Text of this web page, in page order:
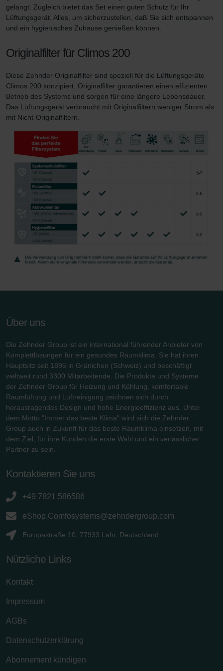
Zehnder Group Nederland bv: Privacyverklaringen
Zehnder Group Sales International: Privacy Policy
Zehnder Polska Sp. z o.o.: Oświadczenie o ochronie
danych Zehnder
Zehnder Group Deutschland GmbH
gelangt. Zugleich bietet das Set einen guten Schutz für Ihr
Lüftungsgerät. Alles, um sicherzustellen, daß Sie sich entspannen
und ein hygienisches Zuhause genießen können.
Originalfilter für Climos 200
Diese Zehnder Originalfilter sind speziell für die Lüftungsgeräte
Climos 200 konzipiert. Originalfilter garantieren einen effizienten
Betrieb des Systems und sorgen für eine längere Lebensdauer.
Das Lüftungsgerät verbraucht mit Originalfiltern weniger Strom als
mit Nicht-Originalfiltern.
Über uns
Die Zehnder Group ist ein international führender Anbieter von
Komplettlösungen für ein gesundes Raumklima. Sie hat ihren
Hauptsitz seit 1895 in Gränichen (Schweiz) und beschäftigt
weltweit rund 3300 Mitarbeitende. Die Produkte und Systeme
der Zehnder Group für Heizung und Kühlung, komfortable
Raumlüftung und Luftreinigung zeichnen sich durch
herausragendes Design und hohe Energieeffizienz aus. Unter
dem Motto "Immer das beste Klima" wird sich die Zehnder
Group auch in Zukunft für das beste Raumklima einsetzen, mit
dem Ziel, für ihre Kunden die erste Wahl und ein verlässlicher
Partner zu sein.
Kontaktieren Sie uns
+49 7821 586586
eShop.Comfosystems@zehndergroup.com
Europastraße 10, 77933 Lahr, Deutschland
Nützliche Links
Kontakt
Impressum
AGBs
Datenschutzerklärung
Abonnement kündigen